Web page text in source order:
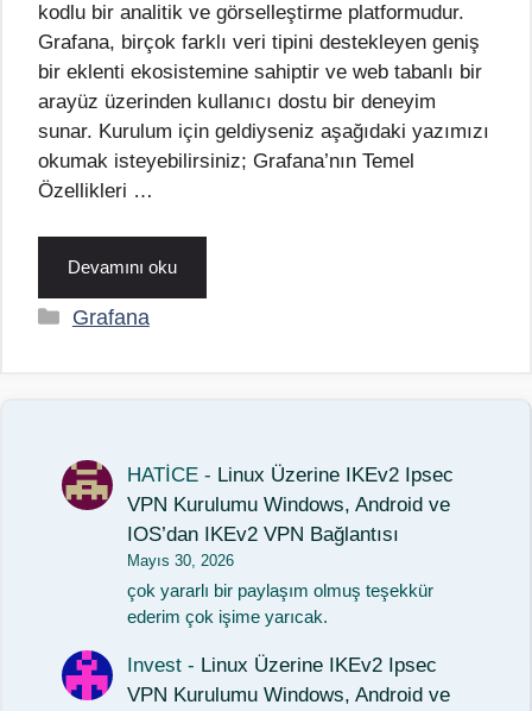
kodlu bir analitik ve görselleştirme platformudur.
Grafana, birçok farklı veri tipini destekleyen geniş
bir eklenti ekosistemine sahiptir ve web tabanlı bir
arayüz üzerinden kullanıcı dostu bir deneyim
sunar. Kurulum için geldiyseniz aşağıdaki yazımızı
okumak isteyebilirsiniz; Grafana’nın Temel
Özellikleri …
Devamını oku
Kategoriler
Grafana
HATİCE - Linux Üzerine IKEv2 Ipsec
VPN Kurulumu Windows, Android ve
IOS’dan IKEv2 VPN Bağlantısı
Mayıs 30, 2026
çok yararlı bir paylaşım olmuş teşekkür
ederim çok işime yarıcak.
Invest - Linux Üzerine IKEv2 Ipsec
VPN Kurulumu Windows, Android ve